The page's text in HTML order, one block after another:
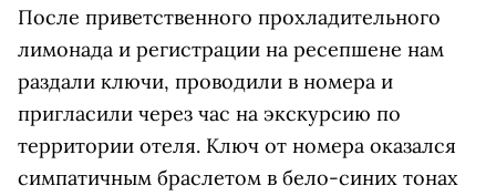
После приветственного прохладительного
лимонада и регистрации на ресепшене нам
раздали ключи, проводили в номера и
пригласили через час на экскурсию по
территории отеля. Ключ от номера оказался
симпатичным браслетом в бело-синих тонах